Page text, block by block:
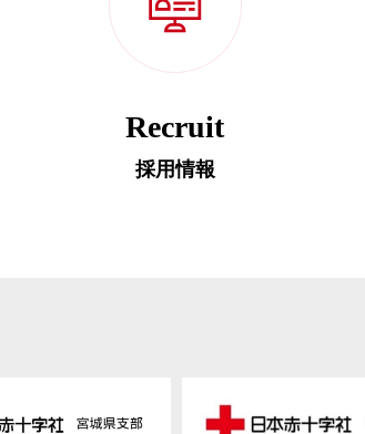
Recruit
採用情報